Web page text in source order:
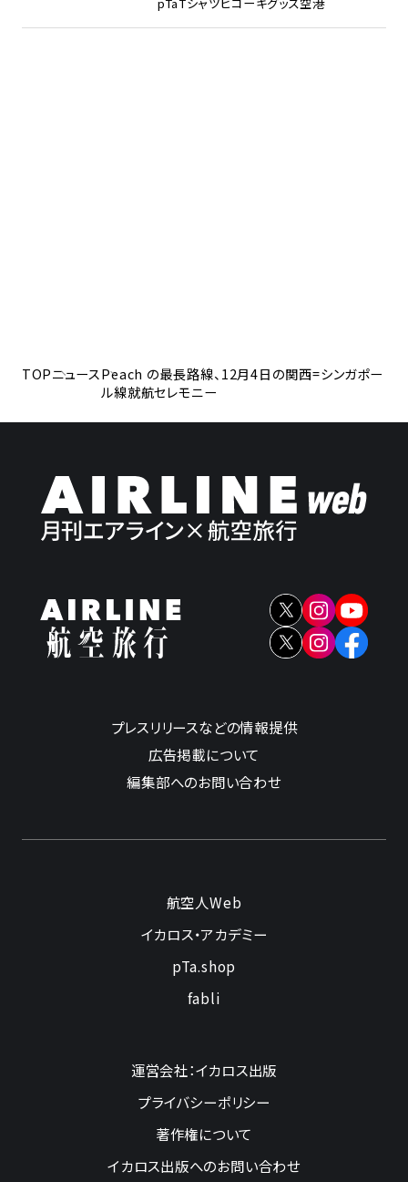
TOPニュースPeach の最長路線、12月4日の関西=シンガポー
ル線就航セレモニー
プレスリリースなどの情報提供
広告掲載について
編集部へのお問い合わせ
航空人Web
イカロス・アカデミー
pTa.shop
fabli
運営会社：イカロス出版
プライバシーポリシー
著作権について
イカロス出版へのお問い合わせ